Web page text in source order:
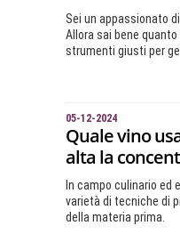
Sei un appassionato
Allora sai bene
strumenti giusti per
05-12-2024
Quale vino
alta la
In campo culinario ed
varietà di tecniche di
della materia prima.